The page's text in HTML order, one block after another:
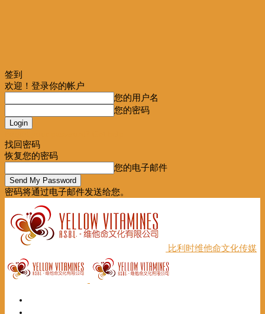
签到
欢迎！登录你的帐户
您的用户名
您的密码
找回密码
恢复您的密码
您的电子邮件
密码将通过电子邮件发送给您。
比利时维他命文化传媒